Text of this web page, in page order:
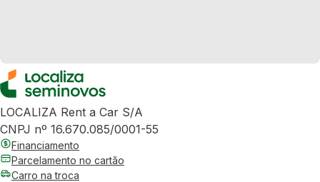
LOCALIZA Rent a Car S/A
CNPJ nº 16.670.085/0001-55
Financiamento
Parcelamento no cartão
Carro na troca